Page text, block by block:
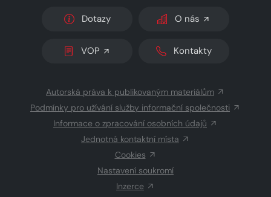
Dotazy O nás
VOP Kontakty
Autorská práva k publikovaným materiálům
Podmínky pro užívání služby informační společnosti
Informace o zpracování osobních údajů
Jednotná kontaktní místa
Cookies
Nastavení soukromí
Inzerce